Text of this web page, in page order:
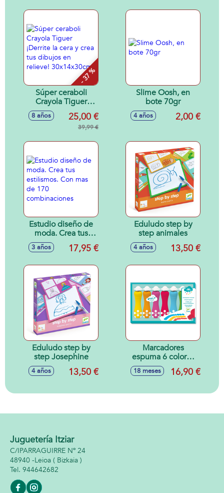
- 37 %
Súper ceraboli
Crayola Tiguer
¡Derrite la cera y
crea tus dibujos en
8 años 25,00 €
39,99 €
Slime Oosh, en
bote 70gr
4 años 2,00 €
Estudio diseño de
moda. Crea tus
estilismos. Con mas
de 170
3 años 17,95 €
Eduludo step by
step animales
4 años 13,50 €
Eduludo step by
step Josephine
4 años 13,50 €
Marcadores
espuma 6 colores
18m +
18 meses 16,90 €
Juguetería Itziar
C/IPARRAGUIRRE Nº 24
48940 -Leioa ( Bizkaia )
944642682